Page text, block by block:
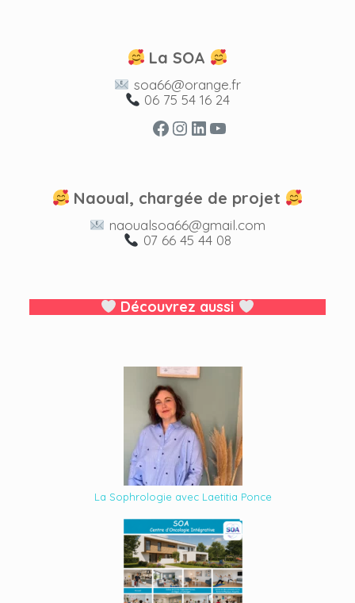
La SOA
soa66@orange.fr
06 75 54 16 24
Facebook
Instagram
LinkedIn
YouTube
Naoual, chargée de projet
naoualsoa66@gmail.com
07 66 45 44 08
Découvrez aussi
La Sophrologie avec Laetitia Ponce